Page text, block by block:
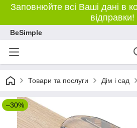
Заповнюйте всі Ваші дані в
відправки!
BeSimple
Товари та послуги Дім і сад
–30%